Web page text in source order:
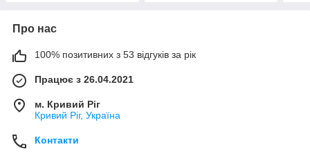
Про нас
100% позитивних з 53 відгуків за рік
Працює з 26.04.2021
м. Кривий Ріг
Кривий Ріг, Україна
Контакти